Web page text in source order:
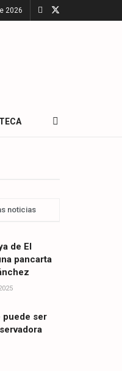
2026
noticias
de El
pancarta
puede ser